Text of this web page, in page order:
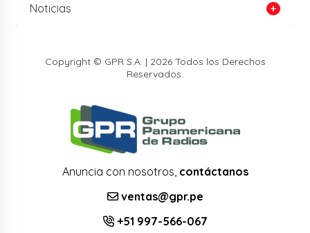
Noticias
Copyright © GPR S.A. | 2026 Todos los Derechos
Reservados.
Anuncia con nosotros, contáctanos
ventas@gpr.pe
+51 997-566-067